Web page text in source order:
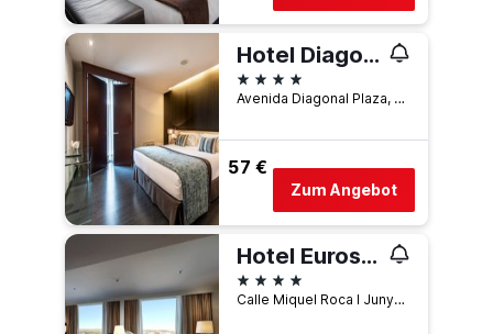
Hotel Diagonal Plaza
4 Sterne
Avenida Diagonal Plaza, 30, Saragossa, Provinz Saragossa, Spanien
57 €
Zum Angebot
Hotel Eurostars Zaragoza
4 Sterne
Calle Miquel Roca I Junyent, 5, Saragossa, Provinz Saragossa, Spanien